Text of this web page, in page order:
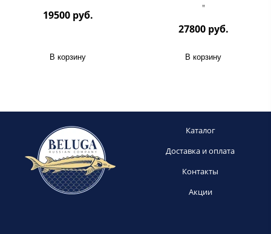
19500 руб.
В корзину
"
27800 руб.
В корзину
Каталог
Доставка и оплата
Контакты
Акции